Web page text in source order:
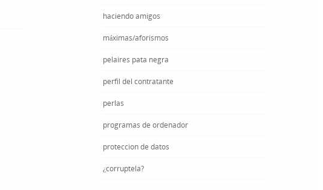
haciendo amigos
máximas/aforismos
pelaires pata negra
perfil del contratante
perlas
programas de ordenador
proteccion de datos
¿corruptela?